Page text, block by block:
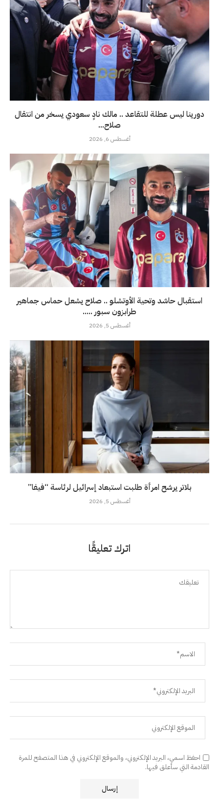
دورينا ليس عطلة للتقاعد .. مالك نادٍ سعودي يسخر من انتقال
صلاح...
أغسطس 6, 2026
استقبال حاشد وتحية الأوتشلو .. صلاح يشعل حماس جماهير
طرابزون سبور .....
أغسطس 5, 2026
بلاتر يرشح امرأة طلبت استبعاد إسرائيل لرئاسة “فيفا”
أغسطس 5, 2026
اترك تعليقًا
احفظ اسمي، البريد الإلكتروني، والموقع الإلكتروني في هذا المتصفح للمرة
القادمة التي سأعلق فيها.